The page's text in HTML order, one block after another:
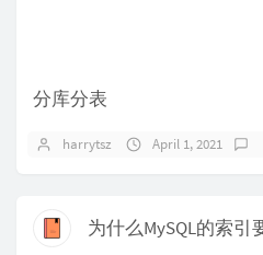
分库分表
harrytsz April 1, 2021